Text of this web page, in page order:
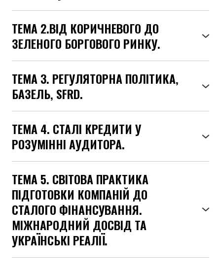
ТЕМА 2.ВІД КОРИЧНЕВОГО ДО
ЗЕЛЕНОГО БОРГОВОГО РИНКУ.
ТЕМА 3. РЕГУЛЯТОРНА ПОЛІТИКА,
БАЗЕЛЬ, SFRD.
ТЕМА 4. СТАЛІ КРЕДИТИ У
РОЗУМІННІ АУДИТОРА.
ТЕМА 5. СВІТОВА ПРАКТИКА
ПІДГОТОВКИ КОМПАНІЙ ДО
СТАЛОГО ФІНАНСУВАННЯ.
МІЖНАРОДНИЙ ДОСВІД ТА
УКРАЇНСЬКІ РЕАЛІЇ.